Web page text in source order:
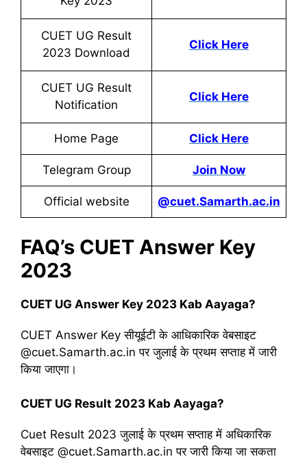
CUET UG Result
2023 Download
Click Here
CUET UG Result
Notification
Click Here
Home Page Click Here
Telegram Group Join Now
Official website @cuet.Samarth.ac.in
FAQ’s CUET Answer Key
2023
CUET UG Answer Key 2023 Kab Aayaga?
CUET Answer Key सीयूईटी के आधिकारिक वेबसाइट
@cuet.Samarth.ac.in पर जुलाई के प्रथम सप्ताह में जारी
किया जाएगा।
CUET UG Result 2023 Kab Aayaga?
Cuet Result 2023 जुलाई के प्रथम सप्ताह में अधिकारिक
वेबसाइट @cuet.Samarth.ac.in पर जारी किया जा सकता